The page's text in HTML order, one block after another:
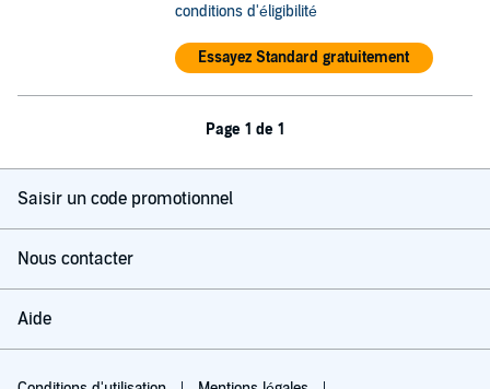
conditions d'éligibilité
Essayez Standard gratuitement
Page 1 de 1
Saisir un code promotionnel
Nous contacter
Aide